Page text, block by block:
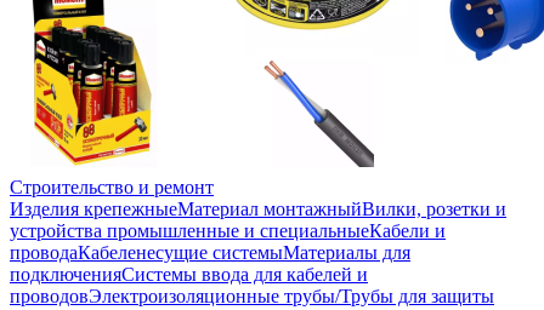
Строительство и ремонт
Изделия крепежныеМатериал монтажныйВилки, розетки и
устройства промышленные и специальныеКабели и
проводаКабеленесущие системыМатериалы для
подключенияСистемы ввода для кабелей и
проводовЭлектроизоляционные трубы/Трубы для защиты